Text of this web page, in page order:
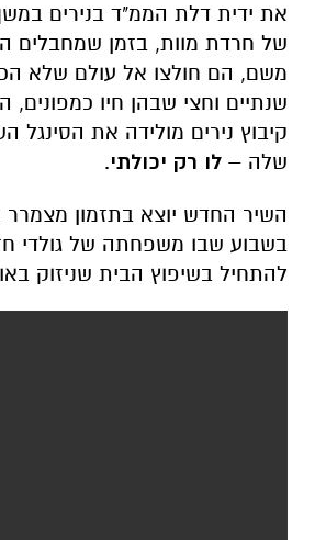
את ידית דלת הממ"ד בנירים
של חרדת מוות, בזמן שמחבלים
משם, הם חולצו אל עולם שלא
שנתיים וחצי שבהן חיו
קיבוץ נירים מולידה את הסינגל
שלה – לו רק יכולתי.
השיר החדש יוצא בתזמון מצמרר
בשבוע שבו משפחתה של גולדי
להתחיל בשיפוץ הבית שניזוק